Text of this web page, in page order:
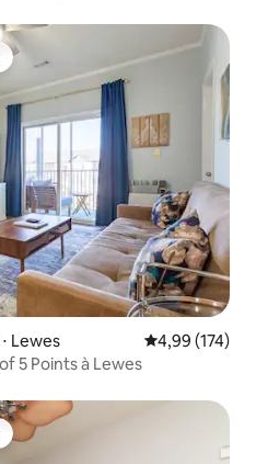
plus appréciés
Lewes Évaluation
4,99 (174)
5 Points à Lewes
plus appréciés